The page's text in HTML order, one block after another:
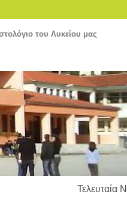
του Λυκείου μας
Τελευταία